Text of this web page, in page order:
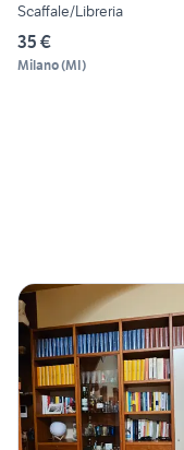
Scaffale/Libreria
35 €
Milano(MI)